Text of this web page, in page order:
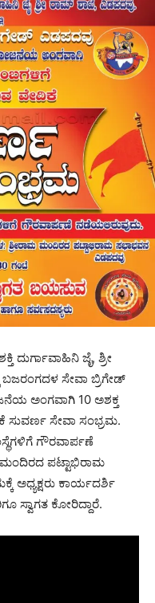
ದುರ್ಗಾವಾಹಿನಿ ಜೈ, ಶ್ರೀ
ಸೇವಾ ಬ್ರಿಗೇಡ್
ಅಂಗವಾಗಿ 10 ಅಶಕ್ತ
ಸುವರ್ಣ ಸೇವಾ ಸಂಭ್ರಮ.
ಗೌರವಾರ್ಪಣೆ
ಪಟ್ಟಾಭಿರಾಮ
ಅಧ್ಯಕ್ಷರು ಕಾರ್ಯದರ್ಶಿ
ಸ್ವಾಗತ ಕೋರಿದ್ದಾರೆ.